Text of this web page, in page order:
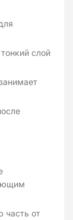
слой
часть от